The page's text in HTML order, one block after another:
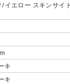
イエロー スキンサイ
キ
キ